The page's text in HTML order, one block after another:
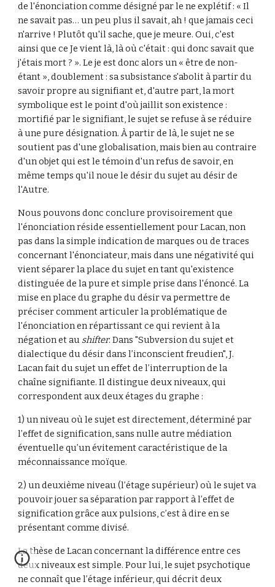
de l'énonciation comme désigné par le ne explétif : « Il
ne savait pas… un peu plus il savait, ah ! que jamais ceci
n'arrive ! Plutôt qu'il sache, que je meure. Oui, c'est
ainsi que ce Je vient là, là où c'était : qui donc savait que
j'étais mort ? ». Le je est donc alors un « être de non-
étant », doublement : sa subsistance s'abolit à partir du
savoir propre au signifiant et, d'autre part, la mort
symbolique est le point d'où jaillit son existence :
mortifié par le signifiant, le sujet se refuse à se réduire
à une pure désignation. À partir de là, le sujet ne se
soutient pas d'une globalisation, mais bien au contraire
d'un objet qui est le témoin d'un refus de savoir, en
même temps qu'il noue le désir du sujet au désir de
l'Autre.
Nous pouvons donc conclure provisoirement que
l'énonciation réside essentiellement pour Lacan, non
pas dans la simple indication de marques ou de traces
concernant l'énonciateur, mais dans une négativité qui
vient séparer la place du sujet en tant qu'existence
distinguée de la pure et simple prise dans l'énoncé. La
mise en place du graphe du désir va permettre de
préciser comment articuler la problématique de
l'énonciation en répartissant ce qui revient à la
négation et au shifter. Dans "Subversion du sujet et
dialectique du désir dans l’inconscient freudien", J.
Lacan fait du sujet un effet de l’interruption de la
chaîne signifiante. Il distingue deux niveaux, qui
correspondent aux deux étages du graphe :
1) un niveau où le sujet est directement, déterminé par
l’effet de signification, sans nulle autre médiation
éventuelle qu’un évitement caractéristique de la
méconnaissance moïque.
2) un deuxième niveau (l’étage supérieur) où le sujet va
pouvoir jouer sa séparation par rapport à l’effet de
signification grâce aux pulsions, c’est à dire en se
présentant comme divisé.
La thèse de Lacan concernant la différence entre ces
deux niveaux est simple. Pour lui, le sujet psychotique
ne connaît que l’étage inférieur, qui décrit deux